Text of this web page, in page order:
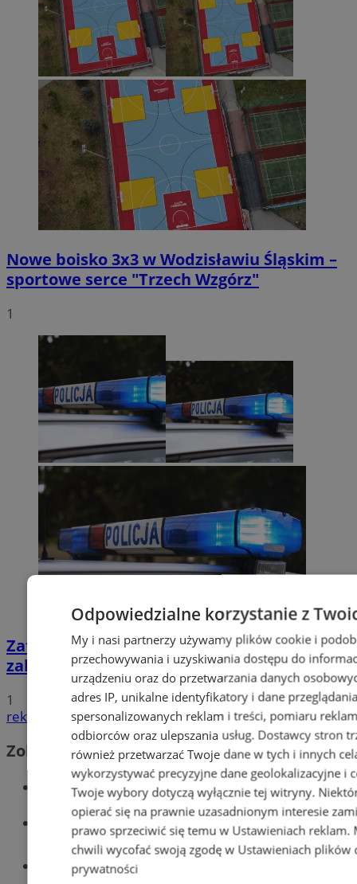
Nowe boisko 3x3 w Wodzisławiu Śląskim –
sportowe serce "Trzech Wzgórz"
1
Zatrzymany za złamanie podwójnego
zakazu prowadzenia pojazdów!
1
reklama
Zobacz również
Wiadomości kryminalne w Wodzisławiu
Wiadomości lokalne
Tworzenie stron www - Wodzisław
Odpowiedzialne korzystanie z
My i nasi partnerzy używamy plików cookie i
przechowywania i uzyskiwania dostępu do
urządzeniu oraz do przetwarzania danych
adres IP, unikalne identyfikatory i dane
spersonalizowanych reklam i treści, pomiaru
odbiorców oraz ulepszania usług. Dostawcy stron
również przetwarzać Twoje dane w tych i innych
wykorzystywać precyzyjne dane geolokalizacyjne i
Twoje wybory dotyczą wyłącznie tej witryny.
opierać się na prawnie uzasadnionym interesie
prawo sprzeciwić się temu w Ustawieniach reklam.
chwili wycofać swoją zgodę w Ustawieniach plików
prywatności